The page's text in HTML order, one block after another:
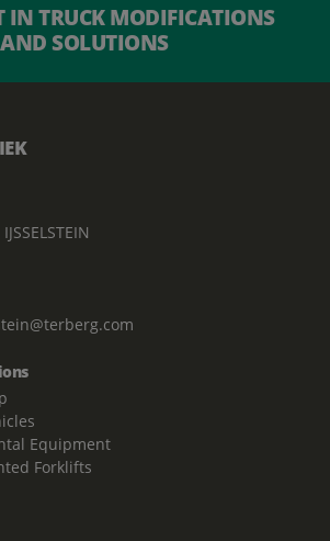
IN TRUCK MODIFICATIONS
AND SOLUTIONS
Equipment
Forklifts